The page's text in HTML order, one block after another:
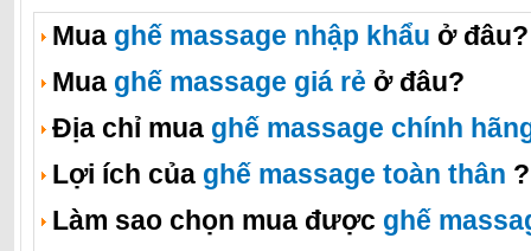
Mua ghế massage nhập khẩu ở đâu?
Mua ghế massage giá rẻ ở đâu?
Địa chỉ mua ghế massage chính
Lợi ích của ghế massage toàn thân ?
Làm sao chọn mua được ghế